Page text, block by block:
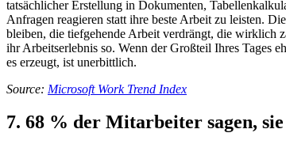
tatsächlicher Erstellung in Dokumenten,
Anfragen reagieren statt ihre beste Arbeit zu leisten.
bleiben, die tiefgehende Arbeit verdrängt, die wirklich
ihr Arbeitserlebnis so. Wenn der Großteil Ihres Tages
es erzeugt, ist unerbittlich.
Source: Microsoft Work Trend Index
7. 68 % der Mitarbeiter sagen,